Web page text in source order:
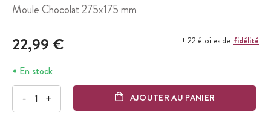
Moule Chocolat 275x175 mm
22,99 € + 22 étoiles de fidélité
En stock
- + AJOUTER AU PANIER